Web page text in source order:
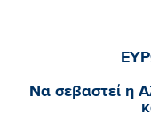
Να σεβαστεί η